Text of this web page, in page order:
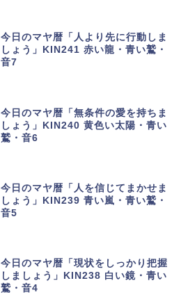
今日のマヤ暦「人より先に行動しま
しょう」KIN241 赤い龍・青い鷲・
音7
今日のマヤ暦「無条件の愛を持ちま
しょう」KIN240 黄色い太陽・青い
鷲・音6
今日のマヤ暦「人を信じてまかせま
しょう」KIN239 青い嵐・青い鷲・
音5
今日のマヤ暦「現状をしっかり把握
しましょう」KIN238 白い鏡・青い
鷲・音4